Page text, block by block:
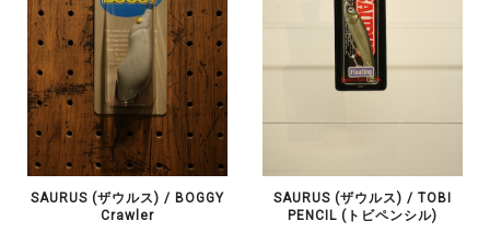
SAURUS (ザウルス) / BOGGY
Crawler
SAURUS (ザウルス) / TOBI
PENCIL (トビペンシル)